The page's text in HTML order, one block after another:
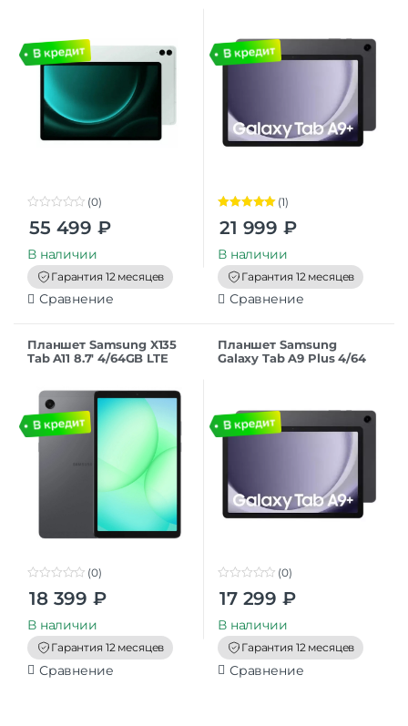
o
t
o
f
5
(0)
55 499 ₽
В наличии
Гарантия 12 месяцев
Сравнение
из 5
(1)
21 999 ₽
В наличии
Гарантия 12 месяцев
Сравнение
Планшет Samsung X135
Tab A11 8.7′ 4/64GB LTE
t
o
f
5
(0)
18 399 ₽
В наличии
Гарантия 12 месяцев
Сравнение
Планшет Samsung
Galaxy Tab A9 Plus 4/64
t
o
f
5
(0)
17 299 ₽
В наличии
Гарантия 12 месяцев
Сравнение